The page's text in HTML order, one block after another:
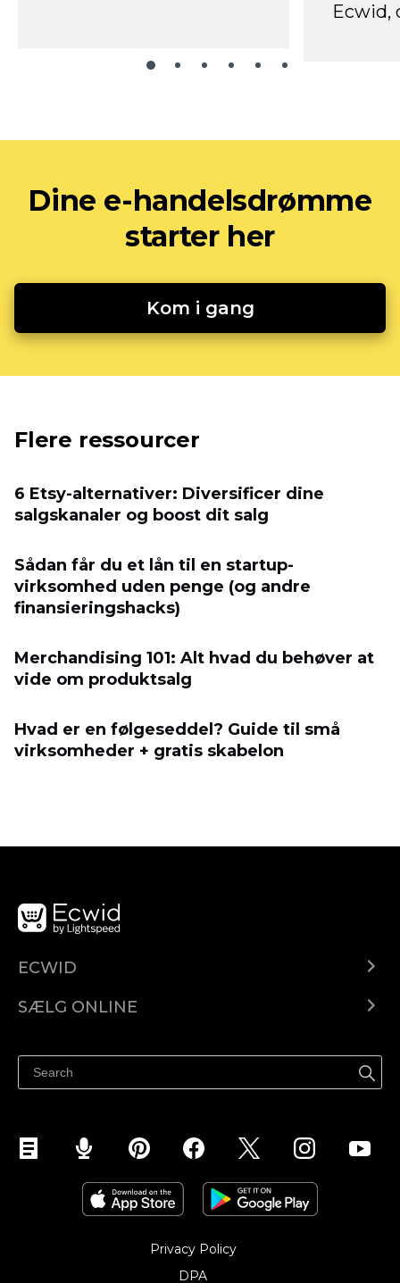
Ecwid,
Dine e-handelsdrømme
starter her
Kom i gang
Flere ressourcer
6 Etsy-alternativer: Diversificer dine
salgskanaler og boost dit salg
Sådan får du et lån til en startup-
virksomhed uden penge (og andre
finansieringshacks)
Merchandising 101: Alt hvad du behøver at
vide om produktsalg
Hvad er en følgeseddel? Guide til små
virksomheder + gratis skabelon
ECWID
Pris
SÆLG ONLINE
Sælg på Facebook
Sælg på Instagram
Privacy Policy
DPA